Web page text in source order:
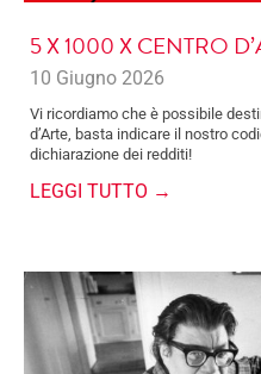
5 X 1000 X CENTRO
10 Giugno 2026
Vi ricordiamo che è possibile
d’Arte, basta indicare il nostro
dichiarazione dei redditi!
LEGGI TUTTO →